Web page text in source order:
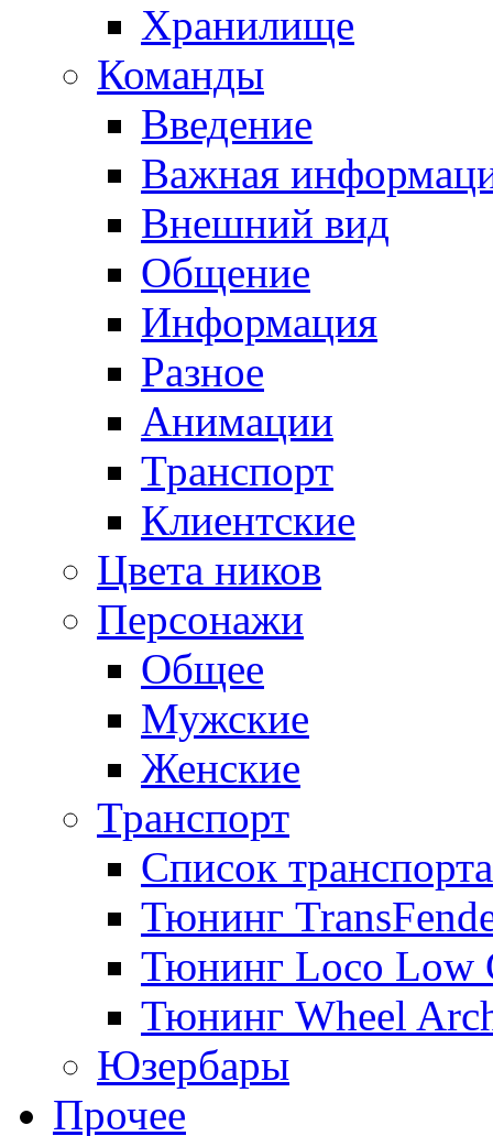
Хранилище
Команды
Введение
Важная
Внешний вид
Общение
Информация
Разное
Анимации
Транспорт
Клиентские
Цвета ников
Персонажи
Общее
Мужские
Женские
Транспорт
Список транспорта
Тюнинг
Тюнинг Loco Low
Тюнинг Wheel
Юзербары
Прочее